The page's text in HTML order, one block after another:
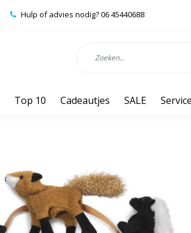
Hulp of advies nodig? 06 45440688
Top 10 Cadeautjes SALE Service